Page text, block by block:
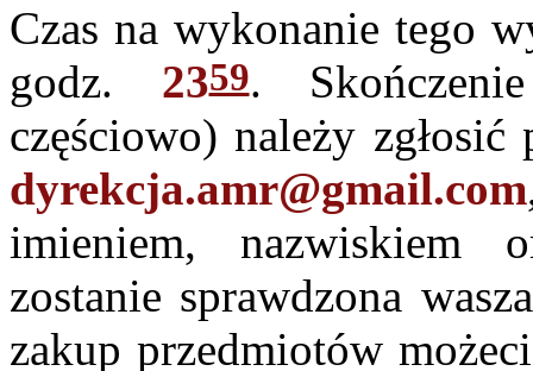
Czas na wykonanie tego
godz. 2359.
częściowo) należy zgłosić
dyrekcja.amr@gmail.com
imieniem, nazwiskiem
zostanie sprawdzona
zakup przedmiotów